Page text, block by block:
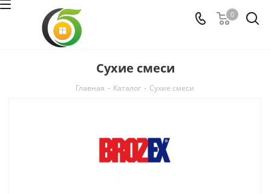
0
Сухие смеси
Главная - Каталог - Сухие смеси